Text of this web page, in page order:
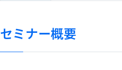
セミナー概要